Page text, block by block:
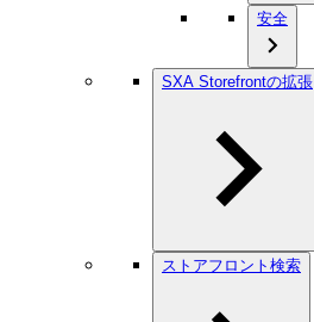
安全
SXA Storefrontの拡張
ストアフロント検索